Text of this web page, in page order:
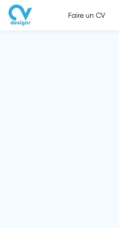
Faire un CV